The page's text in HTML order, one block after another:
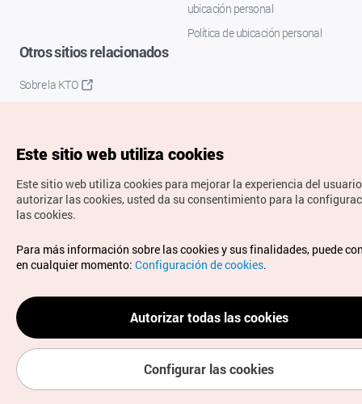
ubicación personal
Política de ubicación personal
Otros sitios relacionados
Sobre la KTO
Copyrights © Organización de Turismo de Corea. Todos los
derechos reservados.
Para informes de errores y cuestiones relacionadas con el
sitio web, dirija sus consultas al correoelectrónico oficial:
spanish@knto.or.kr
Este sitio web utiliza cookies
Este sitio web utiliza cookies para mejorar la experiencia del
autorizar las cookies, usted da su consentimiento para la
las cookies.
Para más información sobre las cookies y sus finalidades, puede
en cualquier momento: Configuración de cookies.
Autorizar todas las cookies
Configurar las cookies